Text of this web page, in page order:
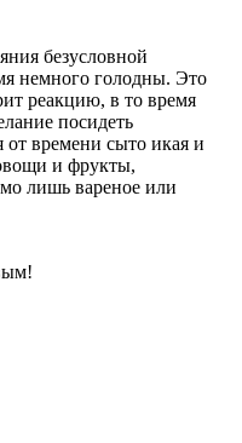
безусловной
немного голодны. Это
реакцию, в то время
посидеть
времени сыто икая и
и фрукты,
лишь вареное или